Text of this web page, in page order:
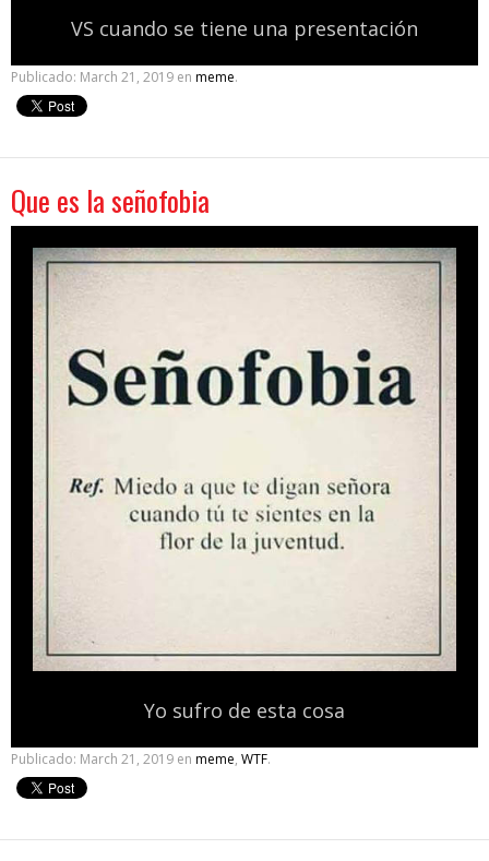
VS cuando se tiene una presentación
Publicado: March 21, 2019 en meme.
Que es la señofobia
Yo sufro de esta cosa
Publicado: March 21, 2019 en meme, WTF.